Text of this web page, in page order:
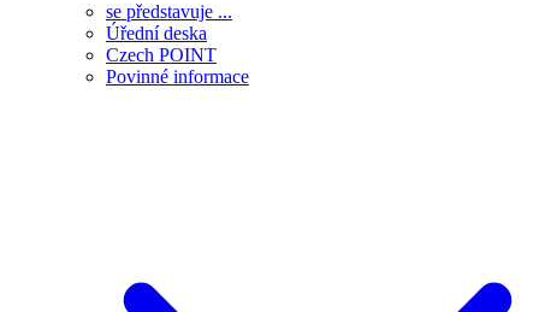
se představuje ...
Úřední deska
Czech POINT
Povinné informace